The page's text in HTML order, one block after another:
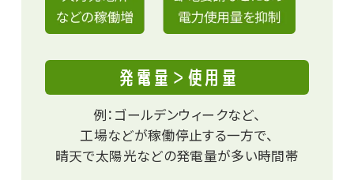
発電量＞使用量
例：ゴールデンウィークなど、
工場などが稼働停止する一方で、
晴天で太陽光などの発電量が多い時間帯